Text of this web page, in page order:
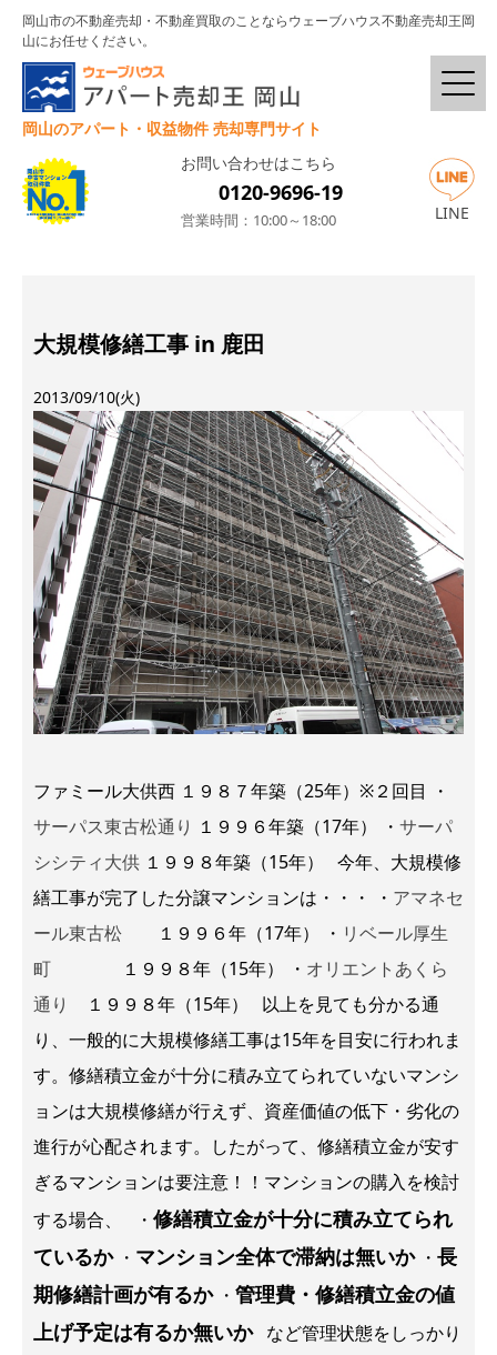
岡山市の不動産売却・不動産買取のことならウェーブハウス不動産売却王岡
山にお任せください。
岡山のアパート・収益物件 売却専門サイト
お問い合わせはこちら
0120-9696-19
営業時間：10:00～18:00 LINE
大規模修繕工事 in 鹿田
2013/09/10(火)
ファミール大供西 １９８７年築（25年）※２回目 ・
サーパス東古松通り １９９６年築（17年） ・ サーパ
シシティ大供 １９９８年築（15年） 今年、大規模修
繕工事が完了した分譲マンションは・・・ ・ アマネセ
ール東古松 １９９６年（17年） ・ リベール厚生
町 １９９８年（15年） ・ オリエントあくら
通り
１９９８年（15年） 以上を見ても分かる通
り、一般的に大規模修繕工事は15年を目安に行われま
す。修繕積立金が十分に積み立てられていないマンシ
ョンは大規模修繕が行えず、資産価値の低下・劣化の
進行が心配されます。したがって、修繕積立金が安す
ぎるマンションは要注意！！マンションの購入を検討
する場合、 ・ 修繕積立金が十分に積み立てられ
ているか・ マンション全体で滞納は無いか・ 長
期修繕計画が有るか・ 管理費・修繕積立金の値
上げ予定は有るか無いかなど管理状態をしっかり